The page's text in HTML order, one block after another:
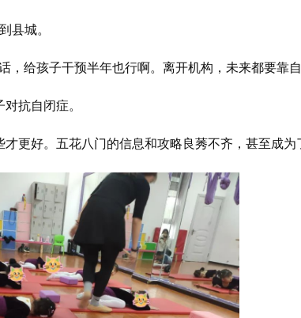
县城。
给孩子干预半年也行啊。离开机构，未来都要靠
抗自闭症。
更好。五花八门的信息和攻略良莠不齐，甚至成为